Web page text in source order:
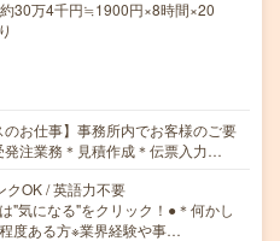
30万4千円≒1900円×8時間×20
のお仕事】事務所内でお客様のご要
発注業務＊見積作成＊伝票入力…
クOK / 英語力不要
"気になる"をクリック！●＊何かし
度ある方※業界経験や事…